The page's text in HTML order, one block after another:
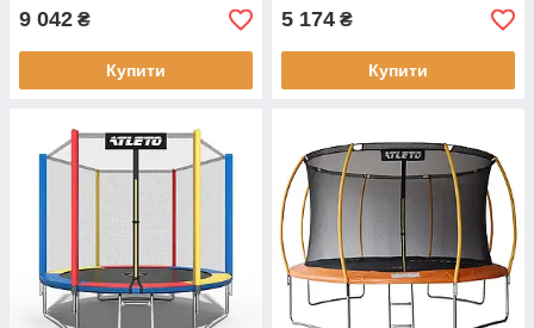
9 042 ₴
Купити
5 174 ₴
Купити